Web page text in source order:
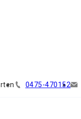
0475-470152